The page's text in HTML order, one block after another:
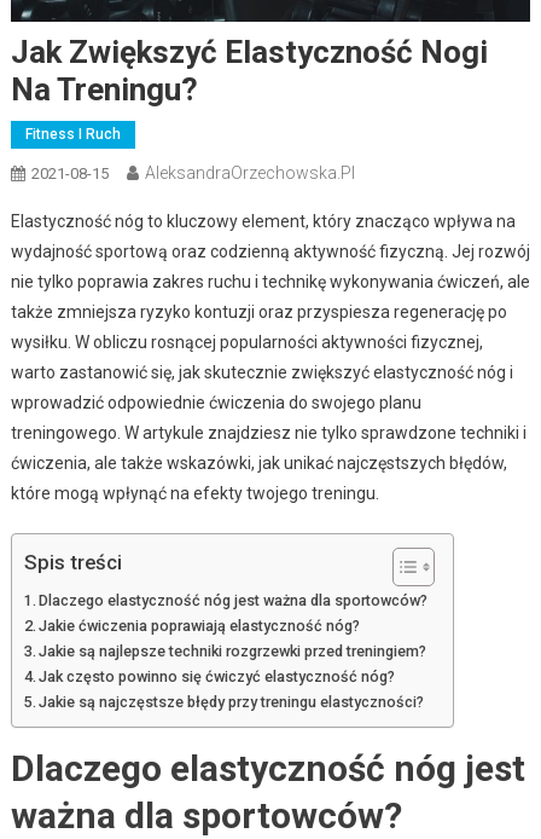
Jak Zwiększyć Elastyczność Nogi
Na Treningu?
Fitness I Ruch
2021-08-15 AleksandraOrzechowska.pl
Elastyczność nóg to kluczowy element, który znacząco wpływa na
wydajność sportową oraz codzienną aktywność fizyczną. Jej rozwój
nie tylko poprawia zakres ruchu i technikę wykonywania ćwiczeń, ale
także zmniejsza ryzyko kontuzji oraz przyspiesza regenerację po
wysiłku. W obliczu rosnącej popularności aktywności fizycznej,
warto zastanowić się, jak skutecznie zwiększyć elastyczność nóg i
wprowadzić odpowiednie ćwiczenia do swojego planu
treningowego. W artykule znajdziesz nie tylko sprawdzone techniki i
ćwiczenia, ale także wskazówki, jak unikać najczęstszych błędów,
które mogą wpłynąć na efekty twojego treningu.
Spis treści
Dlaczego elastyczność nóg jest ważna dla sportowców?
Jakie ćwiczenia poprawiają elastyczność nóg?
Jakie są najlepsze techniki rozgrzewki przed treningiem?
Jak często powinno się ćwiczyć elastyczność nóg?
Jakie są najczęstsze błędy przy treningu elastyczności?
Dlaczego elastyczność nóg jest
ważna dla sportowców?